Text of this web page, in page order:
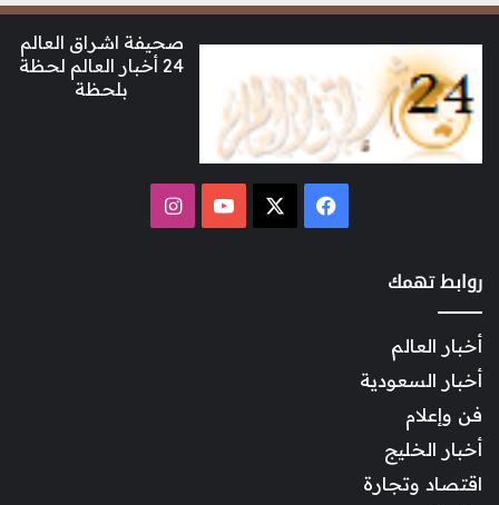
صحيفة اشراق العالم
24 أخبار العالم لحظة
بلحظة
فيسبوك ‫YouTubeانستقرام
روابط تهمك
أخبار العالم
أخبار السعودية
فن وإعلام
أخبار الخليج
اقتصاد وتجارة